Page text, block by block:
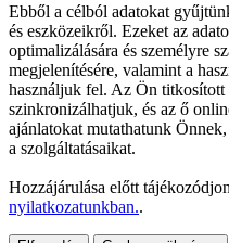
Ebből a célból adatokat
és eszközeikről. Ezeket az
optimalizálására és személyre
megjelenítésére, valamint a
használjuk fel. Az Ön
szinkronizálhatjuk, és az ő
ajánlatokat mutathatunk
a szolgáltatásaikat.
Hozzájárulása előtt
nyilatkozatunkban..